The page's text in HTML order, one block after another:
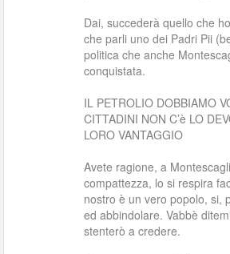
Dai, succederà quello che
che parli uno dei Padri Pii
politica che anche
conquistata.
IL PETROLIO DOBBIAMO
CITTADINI NON C’è LO
LORO VANTAGGIO
Avete ragione, a
compattezza, lo si respira
nostro è un vero popolo, si,
ed abbindolare. Vabbè
stenterò a credere.